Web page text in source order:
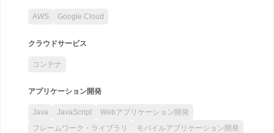
AWS Google Cloud
クラウドサービス
コンテナ
アプリケーション開発
Java JavaScript
Webアプリケーション開発
フレームワーク・ライブラリ
モバイルアプリケーション開発